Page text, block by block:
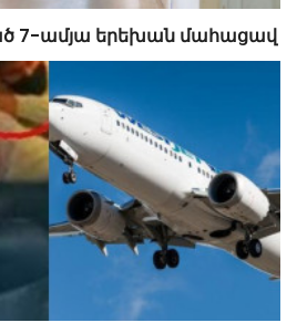
7-ամյա երեխան մահացավ